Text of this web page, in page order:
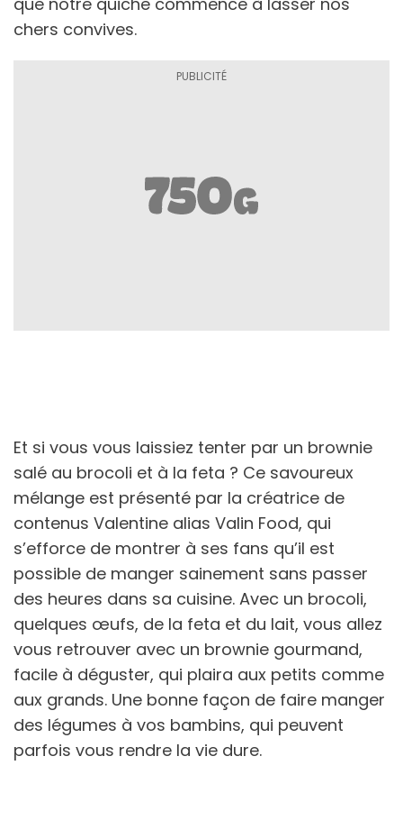
chers convives.
Et si vous vous laissiez tenter par un brownie
salé au brocoli et à la feta ? Ce savoureux
mélange est présenté par la créatrice de
contenus Valentine alias Valin Food, qui
s’efforce de montrer à ses fans qu’il est
possible de manger sainement sans passer
des heures dans sa cuisine. Avec un brocoli,
quelques œufs, de la feta et du lait, vous allez
vous retrouver avec un brownie gourmand,
facile à déguster, qui plaira aux petits comme
aux grands. Une bonne façon de faire manger
des légumes à vos bambins, qui peuvent
parfois vous rendre la vie dure.